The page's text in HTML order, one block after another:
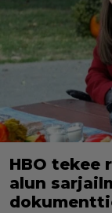
HBO tekee
alun